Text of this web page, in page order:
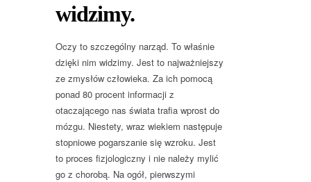
widzimy.
Oczy to szczególny narząd. To właśnie
dzięki nim widzimy. Jest to najważniejszy
ze zmysłów człowieka. Za ich pomocą
ponad 80 procent informacji z
otaczającego nas świata trafia wprost do
mózgu. Niestety, wraz wiekiem następuje
stopniowe pogarszanie się wzroku. Jest
to proces fizjologiczny i nie należy mylić
go z chorobą. Na ogół, pierwszymi